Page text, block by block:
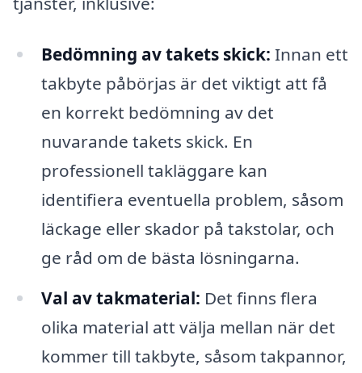
Bedömning av takets skick: Innan ett
takbyte påbörjas är det viktigt att få
en korrekt bedömning av det
nuvarande takets skick. En
professionell takläggare kan
identifiera eventuella problem, såsom
läckage eller skador på takstolar, och
ge råd om de bästa lösningarna.
Val av takmaterial: Det finns flera
olika material att välja mellan när det
kommer till takbyte, såsom takpannor,